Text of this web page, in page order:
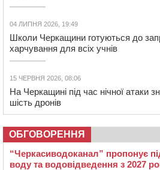
04 ЛИПНЯ 2026, 19:49
Школи Черкащини готуються до
харчування для всіх учнів
15 ЧЕРВНЯ 2026, 08:06
На Черкащині під час нічної атаки
шість дронів
ОБГОВОРЕННЯ
“Черкасиводоканал” пропонує
воду та водовідведення з 2027